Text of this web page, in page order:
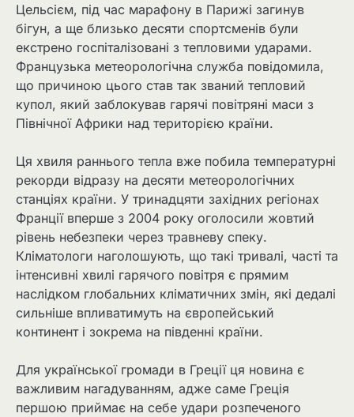
Цельсієм, під час марафону в Парижі загинув
бігун, а ще близько десяти спортсменів були
екстрено госпіталізовані з тепловими ударами.
Французька метеорологічна служба повідомила,
що причиною цього став так званий тепловий
купол, який заблокував гарячі повітряні маси з
Північної Африки над територією країни.
Ця хвиля раннього тепла вже побила температурні
рекорди відразу на десяти метеорологічних
станціях країни. У тринадцяти західних регіонах
Франції вперше з 2004 року оголосили жовтий
рівень небезпеки через травневу спеку.
Кліматологи наголошують, що такі тривалі, часті та
інтенсивні хвилі гарячого повітря є прямим
наслідком глобальних кліматичних змін, які дедалі
сильніше впливатимуть на європейський
континент і зокрема на південні країни.
Для української громади в Греції ця новина є
важливим нагадуванням, адже саме Греція
першою приймає на себе удари розпеченого